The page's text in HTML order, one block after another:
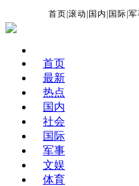
首页 |滚动 国内 国际 |军
首页
最新
热点
国内
社会
国际
军事
文娱
体育